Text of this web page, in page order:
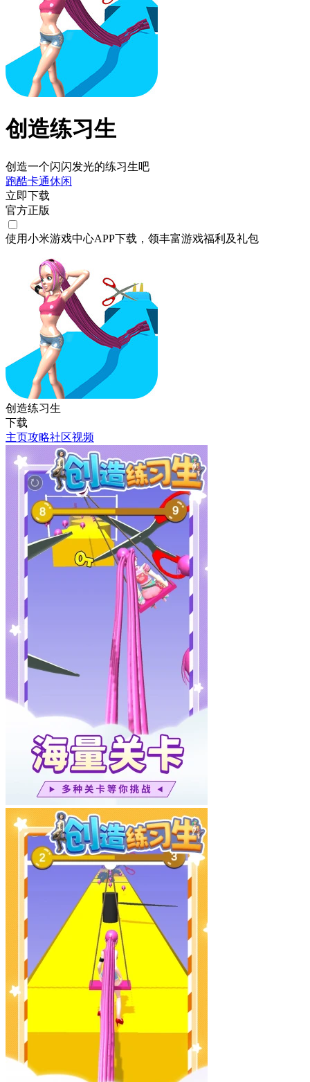
创造练习生
创造一个闪闪发光的练习生吧
跑酷卡通休闲
立即下载
官方正版
使用小米游戏中心APP下载 ，领丰富游戏福利 及礼包
创造练习生
下载
主页攻略社区视频